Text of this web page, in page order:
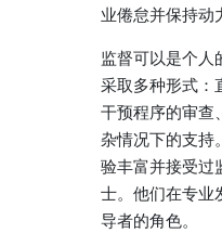
业倦怠并保持动
监督可以是个人
采取多种形式：
干预程序的审查
杂情况下的支持
验丰富并接受过
士。他们在专业
导者的角色。